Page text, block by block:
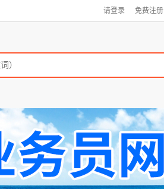
请登录 免费注册